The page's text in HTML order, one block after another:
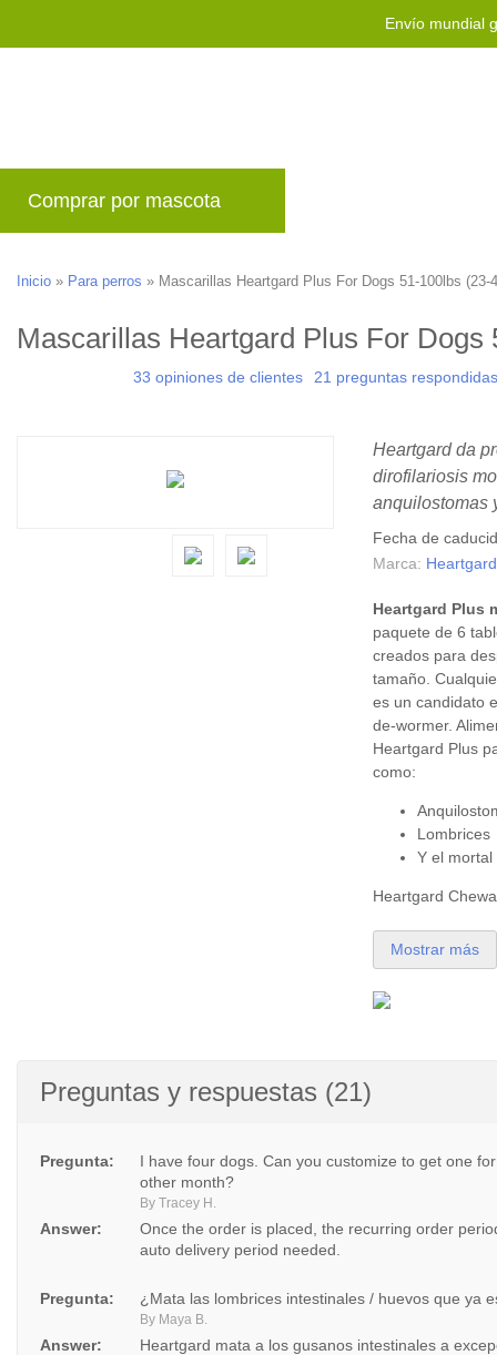
Envío mundial
Comprar por mascota
Inicio » Para perros » Mascarillas Heartgard Plus For Dogs 51-100lbs (23-
Mascarillas Heartgard Plus For
33 opiniones de clientes 21 preguntas respondidas
Heartgard da
dirofilariosis
anquilostomas
Fecha de
Marca: Heartgard
Heartgard Plus
paquete de 6
creados para
tamaño.
es un candidato
de-wormer.
Heartgard Plus
como:
Lombrices
Y el
Heartgard
Mostrar más
Preguntas y respuestas (21)
Pregunta:
I have four dogs. Can you customize to get one
other month?
By Tracey H.
Answer:
Once the order is placed, the recurring order
auto delivery period needed.
Pregunta: ¿Mata las lombrices intestinales / huevos que ya
By Maya B.
Answer:
Heartgard mata a los gusanos intestinales a